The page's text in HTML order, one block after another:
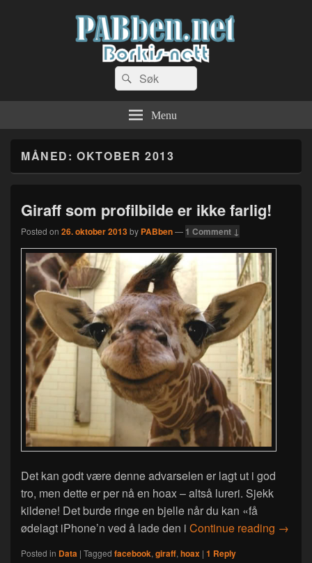
Search
for:
Search
Menu
MÅNED:OKTOBER 2013
Giraff som profilbilde er ikke farlig!
Posted on 26. oktober 2013by PABben— 1 Comment ↓
Det kan godt være denne advarselen er lagt ut i god
tro, men dette er per nå en hoax – altså lureri. Sjekk
kildene! Det burde ringe en bjelle når du kan «få
ødelagt iPhone’n ved å lade den i Continue reading Giraff
→
Posted in Data | Tagged facebook, giraff, hoax | 1 Reply